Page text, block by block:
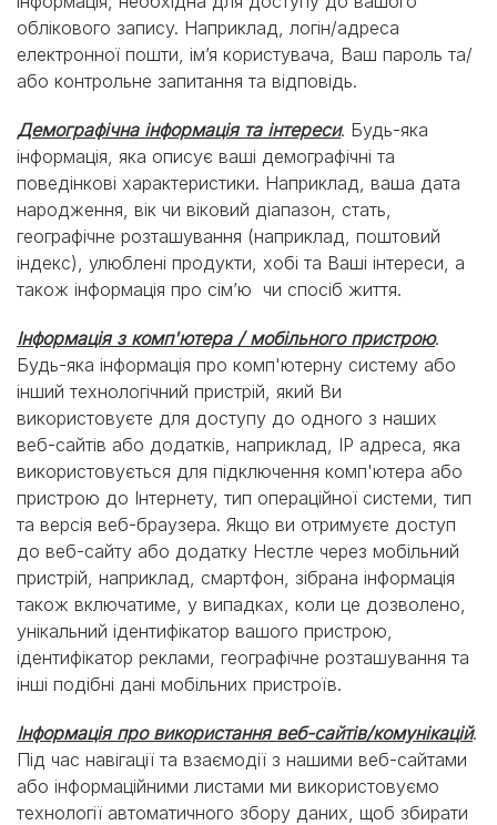
облікового запису. Наприклад, логін/адреса
електронної пошти, ім’я користувача, Ваш пароль та/
або контрольне запитання та відповідь.
Демографічна інформація та інтереси. Будь-яка
інформація, яка описує ваші демографічні та
поведінкові характеристики. Наприклад, ваша дата
народження, вік чи віковий діапазон, стать,
географічне розташування (наприклад, поштовий
індекс), улюблені продукти, хобі та Ваші інтереси, а
також інформація про сім’ю чи спосіб життя.
Інформація з комп'ютера / мобільного пристрою.
Будь-яка інформація про комп'ютерну систему або
інший технологічний пристрій, який Ви
використовуєте для доступу до одного з наших
веб-сайтів або додатків, наприклад, IP адреса, яка
використовується для підключення комп'ютера або
пристрою до Інтернету, тип операційної системи, тип
та версія веб-браузера. Якщо ви отримуєте доступ
до веб-сайту або додатку Нестле через мобільний
пристрій, наприклад, смартфон, зібрана інформація
також включатиме, у випадках, коли це дозволено,
унікальний ідентифікатор вашого пристрою,
ідентифікатор реклами, географічне розташування та
інші подібні дані мобільних пристроїв.
Інформація про використання веб-сайтів/комунікацій.
Під час навігації та взаємодії з нашими веб-сайтами
або інформаційними листами ми використовуємо
технології автоматичного збору даних, щоб збирати